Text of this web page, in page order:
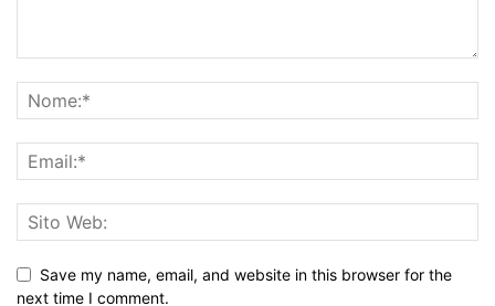
Save my name, email, and website in this browser for the
next time I comment.